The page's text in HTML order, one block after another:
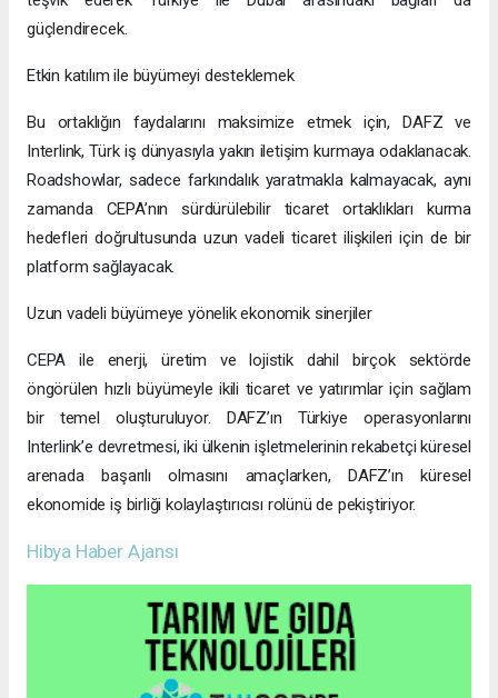
güçlendirecek.
Etkin katılım ile büyümeyi desteklemek
Bu ortaklığın faydalarını maksimize etmek için, DAFZ ve
Interlink, Türk iş dünyasıyla yakın iletişim kurmaya odaklanacak.
Roadshowlar, sadece farkındalık yaratmakla kalmayacak, aynı
zamanda CEPA’nın sürdürülebilir ticaret ortaklıkları kurma
hedefleri doğrultusunda uzun vadeli ticaret ilişkileri için de bir
platform sağlayacak.
Uzun vadeli büyümeye yönelik ekonomik sinerjiler
CEPA ile enerji, üretim ve lojistik dahil birçok sektörde
öngörülen hızlı büyümeyle ikili ticaret ve yatırımlar için sağlam
bir temel oluşturuluyor. DAFZ’ın Türkiye operasyonlarını
Interlink’e devretmesi, iki ülkenin işletmelerinin rekabetçi küresel
arenada başarılı olmasını amaçlarken, DAFZ’ın küresel
ekonomide iş birliği kolaylaştırıcısı rolünü de pekiştiriyor.
Hibya Haber Ajansı